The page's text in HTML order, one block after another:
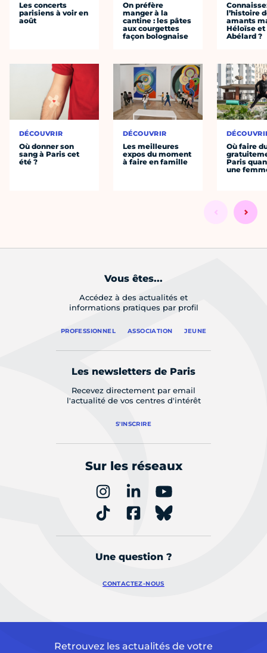
Les concerts
parisiens à voir en
août
DÉCOUVRIR
Où donner son
sang à Paris cet
été ?
On préfère
manger à la
cantine : les pâtes
aux courgettes
façon bolognaise
DÉCOUVRIR
Les meilleures
expos du moment
à faire en famille
l’histoire
amants
Héloïse et
Abélard ?
Où faire
Paris
une
Vous êtes...
Accédez à des actualités et
informations pratiques par profil
PROFESSIONNEL ASSOCIATION JEUNE
Les newsletters de Paris
Recevez directement par email
l'actualité de vos centres d'intérêt
S'INSCRIRE
Sur les réseaux
Une question ?
CONTACTEZ-NOUS
Retrouvez les actualités de votre